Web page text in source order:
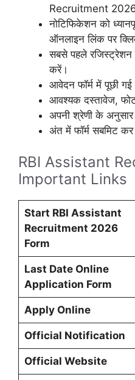
Recruitment
नोटिफिकेशन को
ऑनलाइन लिंक पर
सबसे पहले रजिस्ट्रेशन
करें।
आवेदन फॉर्म में पूछी गई
आवश्यक दस्तावेज,
अपनी श्रेणी के
अंत में फॉर्म सबमिट
RBI Assistant
Important Links
Start RBI Assistant
Recruitment 2026
Form
Last Date Online
Application Form
Apply Online
Official Notification
Official Website